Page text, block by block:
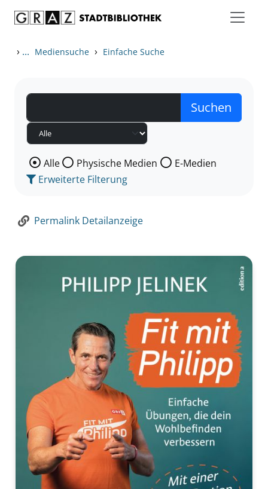
› ... Mediensuche › Einfache Suche
Wählen Sie die Medienart nach der Sie suchen wollen.
Alle Physische Medien
E-Medien
Erweiterte Filterung
Permalink Detailanzeige